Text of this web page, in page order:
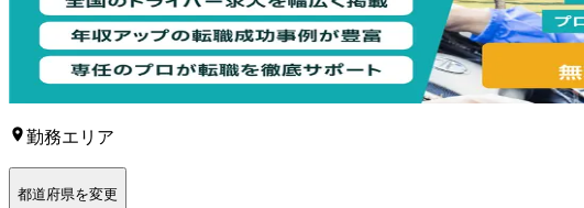
勤務エリア
都道府県を変更